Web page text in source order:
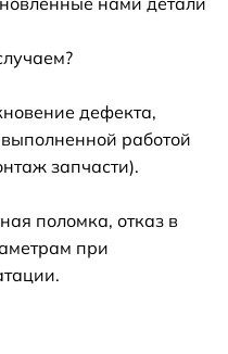
дефекта,
работой
запчасти).
поломка, отказ в
при